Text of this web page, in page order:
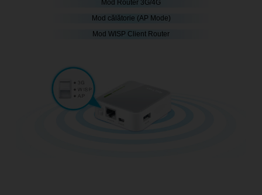
Mod Router 3G/4G
Mod călătorie (AP Mode)
Mod WISP Client Router